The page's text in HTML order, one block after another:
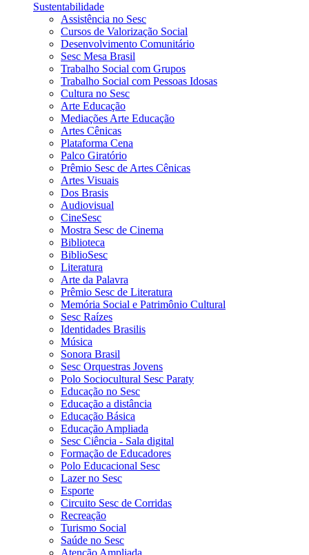
Sustentabilidade
Assistência no Sesc
Cursos de Valorização Social
Desenvolvimento Comunitário
Sesc Mesa Brasil
Trabalho Social com Grupos
Trabalho Social com Pessoas Idosas
Cultura no Sesc
Arte Educação
Mediações Arte Educação
Artes Cênicas
Plataforma Cena
Palco Giratório
Prêmio Sesc de Artes Cênicas
Artes Visuais
Dos Brasis
Audiovisual
CineSesc
Mostra Sesc de Cinema
Biblioteca
BiblioSesc
Literatura
Arte da Palavra
Prêmio Sesc de Literatura
Memória Social e Patrimônio Cultural
Sesc Raízes
Identidades Brasilis
Música
Sonora Brasil
Sesc Orquestras Jovens
Polo Sociocultural Sesc Paraty
Educação no Sesc
Educação a distância
Educação Básica
Educação Ampliada
Sesc Ciência - Sala digital
Formação de Educadores
Polo Educacional Sesc
Lazer no Sesc
Esporte
Circuito Sesc de Corridas
Recreação
Turismo Social
Saúde no Sesc